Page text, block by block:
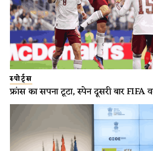
स्पोर्ट्स
फ्रांस का सपना टूटा, स्पेन दूसरी बार